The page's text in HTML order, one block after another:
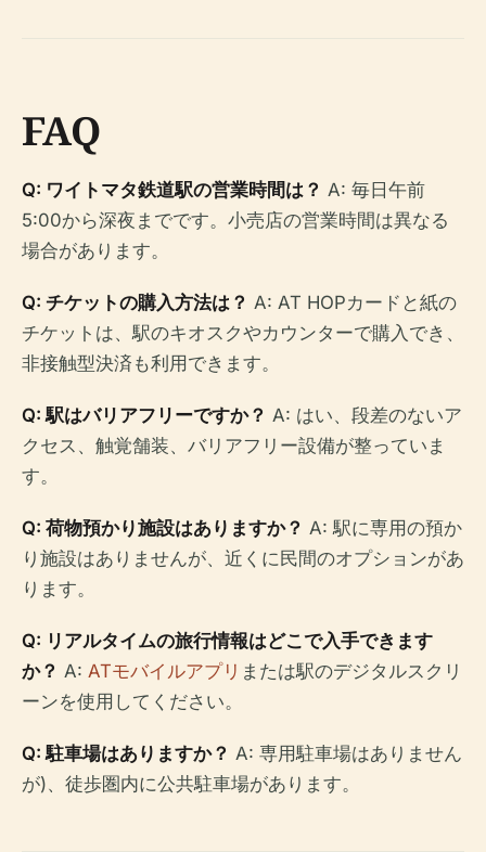
FAQ
Q: ワイトマタ鉄道駅の営業時間は？ A: 毎日午前
5:00から深夜までです。小売店の営業時間は異なる
場合があります。
Q: チケットの購入方法は？ A: AT HOPカードと紙の
チケットは、駅のキオスクやカウンターで購入でき、
非接触型決済も利用できます。
Q: 駅はバリアフリーですか？ A: はい、段差のないア
クセス、触覚舗装、バリアフリー設備が整っていま
す。
Q: 荷物預かり施設はありますか？ A: 駅に専用の預か
り施設はありませんが、近くに民間のオプションがあ
ります。
Q: リアルタイムの旅行情報はどこで入手できます
か？ A: ATモバイルアプリ または駅のデジタルスクリ
ーンを使用してください。
Q: 駐車場はありますか？ A: 専用駐車場はありません
が)、徒歩圏内に公共駐車場があります。